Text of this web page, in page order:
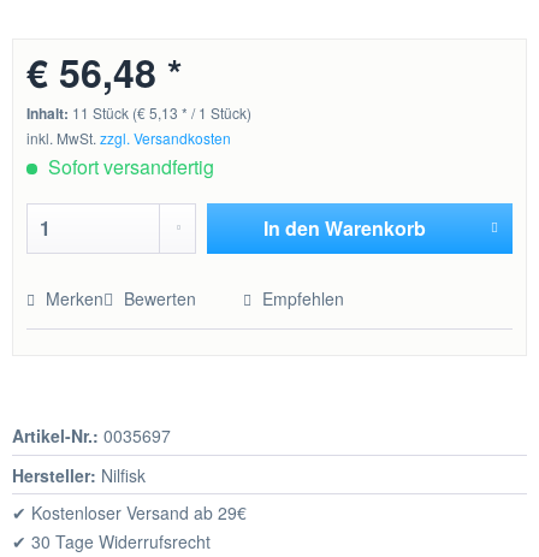
€ 56,48 *
Inhalt: 11 Stück (€ 5,13 * / 1 Stück)
inkl. MwSt.zzgl. Versandkosten
Sofort versandfertig
In den Warenkorb
Merken Bewerten Empfehlen
Artikel-Nr.: 0035697
Hersteller: Nilfisk
✔ Kostenloser Versand ab 29€
✔ 30 Tage Widerrufsrecht